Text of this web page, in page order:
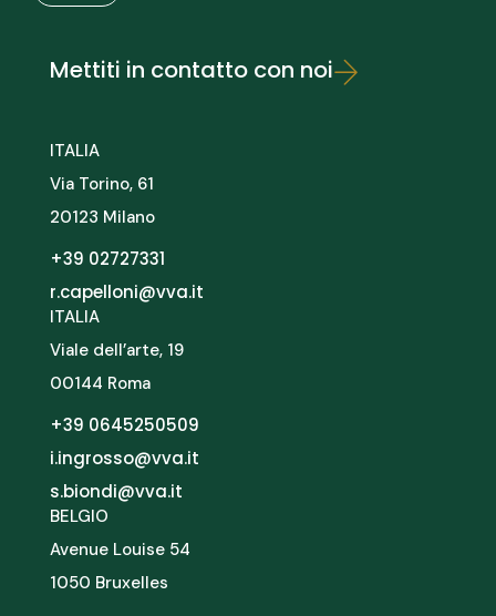
Mettiti in contatto con noi
ITALIA
Via Torino, 61
20123 Milano
+39 02727331
r.capelloni@vva.it
ITALIA
Viale dell’arte, 19
00144 Roma
+39 0645250509
i.ingrosso@vva.it
s.biondi@vva.it
BELGIO
Avenue Louise 54
1050 Bruxelles